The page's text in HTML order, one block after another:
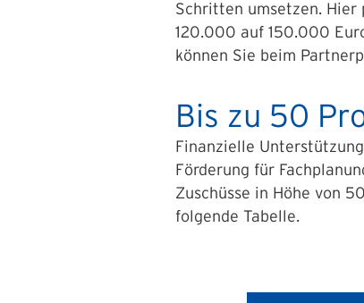
Schritten umsetzen. Hier
120.000 auf 150.000
können Sie beim
Bis zu 50
Finanzielle
Förderung für
Zuschüsse in Höhe von
folgende Tabelle.